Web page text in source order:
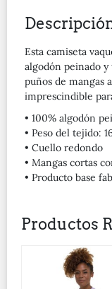
Esta camiseta
algodón peinado
puños de mangas
imprescindible
• 100% algodón
• Peso del tejido:
• Cuello redondo
• Mangas cortas
• Producto base
Productos